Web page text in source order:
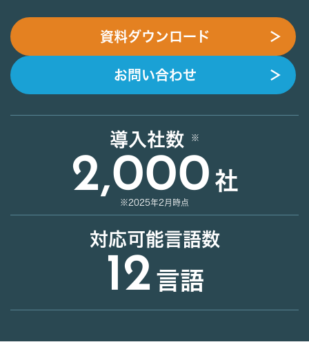
資料ダウンロード ＞
お問い合わせ ＞
導入社数
2,000 社
※2025年2月時点
対応可能言語数
12 言語